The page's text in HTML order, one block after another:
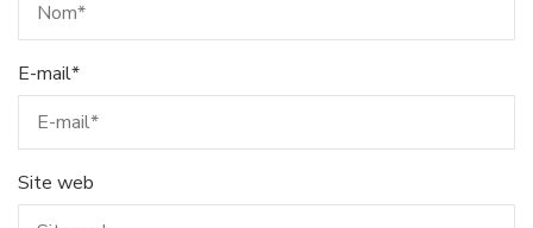
E-mail*
Site web